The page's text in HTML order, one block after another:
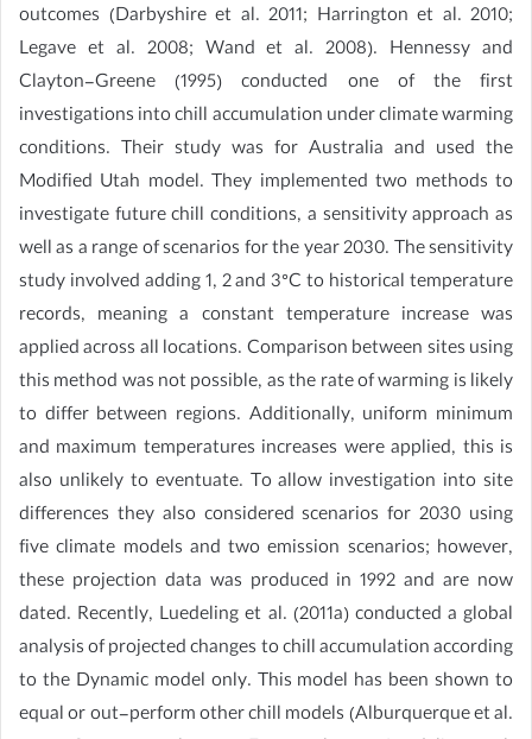
outcomes (Darbyshire et al. 2011; Harrington et al. 2010;
Legave et al. 2008; Wand et al. 2008). Hennessy and
Clayton-Greene (1995) conducted one of the first
investigations into chill accumulation under climate warming
conditions. Their study was for Australia and used the
Modified Utah model. They implemented two methods to
investigate future chill conditions, a sensitivity approach as
well as a range of scenarios for the year 2030. The sensitivity
study involved adding 1, 2 and 3°C to historical temperature
records, meaning a constant temperature increase was
applied across all locations. Comparison between sites using
this method was not possible, as the rate of warming is likely
to differ between regions. Additionally, uniform minimum
and maximum temperatures increases were applied, this is
also unlikely to eventuate. To allow investigation into site
differences they also considered scenarios for 2030 using
five climate models and two emission scenarios; however,
these projection data was produced in 1992 and are now
dated. Recently, Luedeling et al. (2011a) conducted a global
analysis of projected changes to chill accumulation according
to the Dynamic model only. This model has been shown to
equal or out-perform other chill models (Alburquerque et al.